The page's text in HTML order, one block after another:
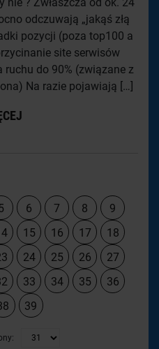
odczuwają „jakąś złą
pozycji (poza top100 a
site serwisów
ruchu do 90% (związane z
Na razie pojawiają […]
6 7 8
9
15 16 17
18
24 25 26
27
33 34 35
36
39